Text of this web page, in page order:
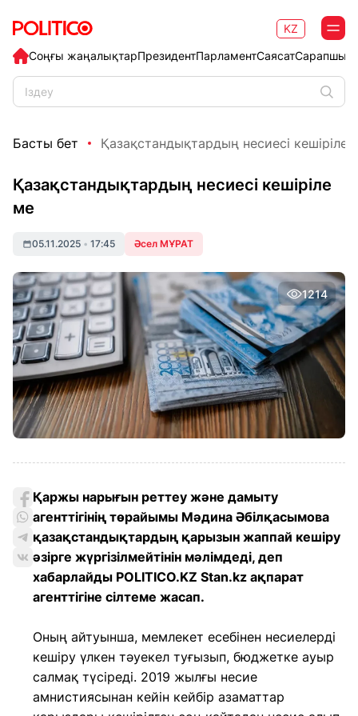
Соңғы жаңалықтарПрезидентПарламентСаясат
KZ
Басты бет Қазақстандықтардың несиесі кешіріле
Қазақстандықтардың несиесі кешіріле
ме
05.11.2025 • 17:45 Әсел МҰРАТ
1214
Қаржы нарығын реттеу және дамыту
агенттігінің төрайымы Мәдина Әбілқасымова
қазақстандықтардың қарызын жаппай кешіру
әзірге жүргізілмейтінін мәлімдеді, деп
хабарлайды POLITICO.KZ Stan.kz ақпарат
агенттігіне сілтеме жасап.
Оның айтуынша, мемлекет есебінен несиелерді
кешіру үлкен тәуекел туғызып, бюджетке ауыр
салмақ түсіреді. 2019 жылғы несие
амнистиясынан кейін кейбір азаматтар